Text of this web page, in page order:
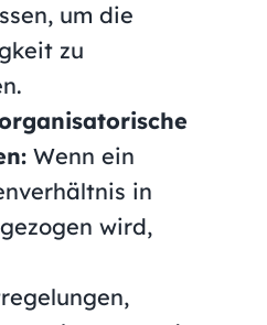
um die
zu
Wenn ein
in
wird,